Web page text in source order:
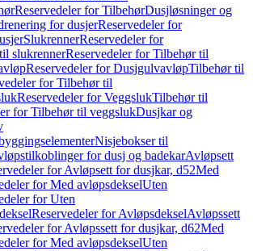
Reservedeler for TilbehørDusjløsninger og
for dusjerReservedeler for
SlukrennerReservedeler for
slukrennerReservedeler for Tilbehør til
Reservedeler for DusjgulvavløpTilbehør til
for Tilbehør til
Reservedeler for VeggslukTilbehør til
for Tilbehør til veggslukDusjkar og
Nisjebokser til
for dusj og badekarAvløpsett
for Avløpsett for dusjkar, d52Med
for Med avløpsdekselUten
for Uten
Reservedeler for AvløpsdekselAvløpssett
for Avløpssett for dusjkar, d62Med
for Med avløpsdekselUten